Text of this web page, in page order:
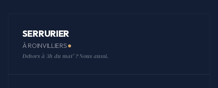
SERRURIER
À ROINVILLIERS
Dehors à 3h du mat' ? Nous aussi.